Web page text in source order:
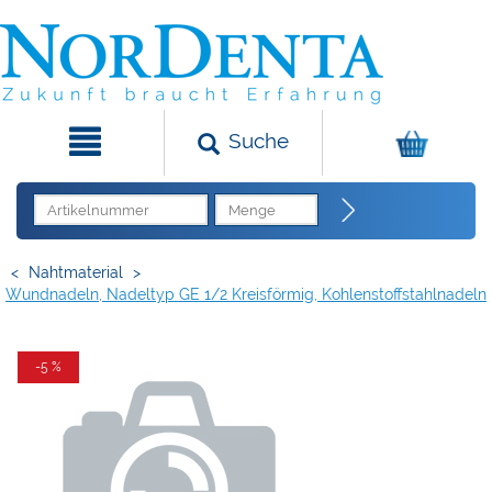
Suche
< Nahtmaterial
>
Wundnadeln, Nadeltyp GE 1/2 Kreisförmig, Kohlenstoffstahlnadeln
-5 %